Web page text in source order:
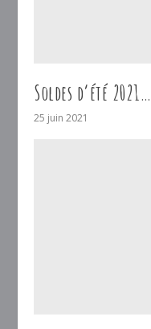
Soldes d’été
25 juin 2021